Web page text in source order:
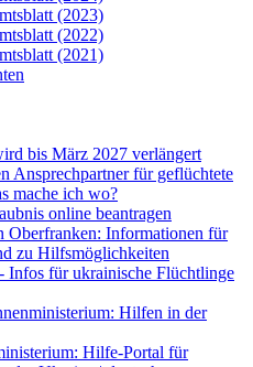
(2023)
(2022)
(2021)
bis März 2027 verlängert
Ansprechpartner für geflüchtete
mache ich wo?
online beantragen
Oberfranken: Informationen für
zu Hilfsmöglichkeiten
Infos für ukrainische Flüchtlinge
Hilfen in der
Hilfe-Portal für